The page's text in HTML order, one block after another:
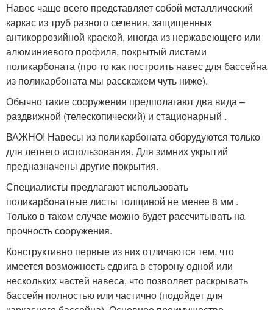
Навес чаще всего представляет собой металлический
каркас из труб разного сечения, защищенных
антикоррозийной краской, иногда из нержавеющего или
алюминиевого профиля, покрытый листами
поликарбоната (про то как построить навес для бассейна
из поликарбоната мы расскажем чуть ниже).
Обычно такие сооружения предполагают два вида –
раздвижной (телескопический) и стационарный .
ВАЖНО! Навесы из поликарбоната оборудуются только
для летнего использования. Для зимних укрытий
предназначены другие покрытия.
Специалисты предлагают использовать
поликарбонатные листы толщиной не менее 8 мм .
Только в таком случае можно будет рассчитывать на
прочность сооружения.
Конструктивно первые из них отличаются тем, что
имеется возможность сдвига в сторону одной или
нескольких частей навеса, что позволяет раскрывать
бассейн полностью или частично (подойдет для